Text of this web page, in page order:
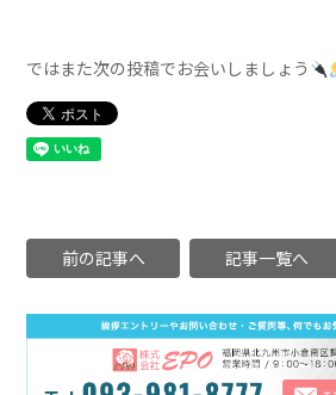
ではまた次の投稿でお会いしましょう
前の記事へ 記事一覧へ